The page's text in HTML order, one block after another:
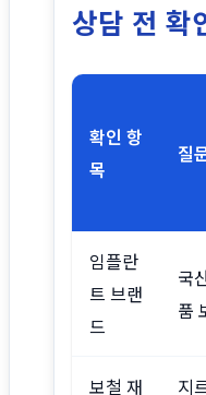
상담 전 확
확인 항
목
질
임플란
트 브랜
드
국
품
보철 재 지